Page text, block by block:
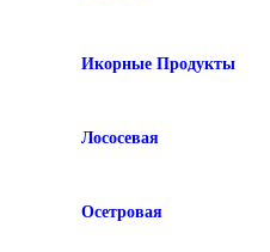
Икорные Продукты
Лососевая
Осетровая